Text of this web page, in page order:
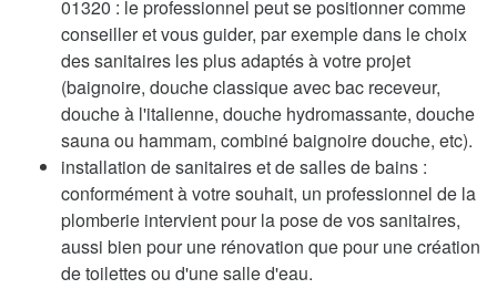
01320 : le professionnel peut se positionner comme
conseiller et vous guider, par exemple dans le choix
des sanitaires les plus adaptés à votre projet
(baignoire, douche classique avec bac receveur,
douche à l'italienne, douche hydromassante, douche
sauna ou hammam, combiné baignoire douche, etc).
installation de sanitaires et de salles de bains :
conformément à votre souhait, un professionnel de la
plomberie intervient pour la pose de vos sanitaires,
aussi bien pour une rénovation que pour une création
de toilettes ou d'une salle d'eau.